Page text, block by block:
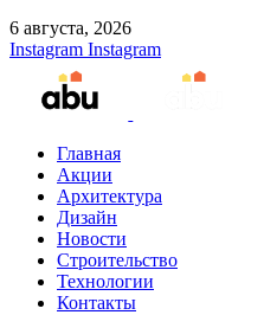
6 августа, 2026
Instagram Instagram
Главная
Акции
Архитектура
Дизайн
Новости
Строительство
Технологии
Контакты